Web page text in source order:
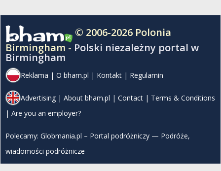
© 2006-2026 Polonia
Birmingham - Polski niezależny portal w
Birmingham
Reklama | O bham.pl | Kontakt | Regulamin
Advertising | About bham.pl | Contact | Terms & Conditions
| Are you an employer?
Polecamy: Globmania.pl – Portal podróżniczy — Podróże,
wiadomości podróżnicze